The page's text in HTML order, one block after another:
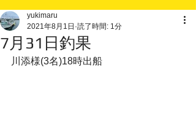
7月31日釣果
yukimaru
2021年8月1日 読了時間: 1分
川添様(3名)18時出船